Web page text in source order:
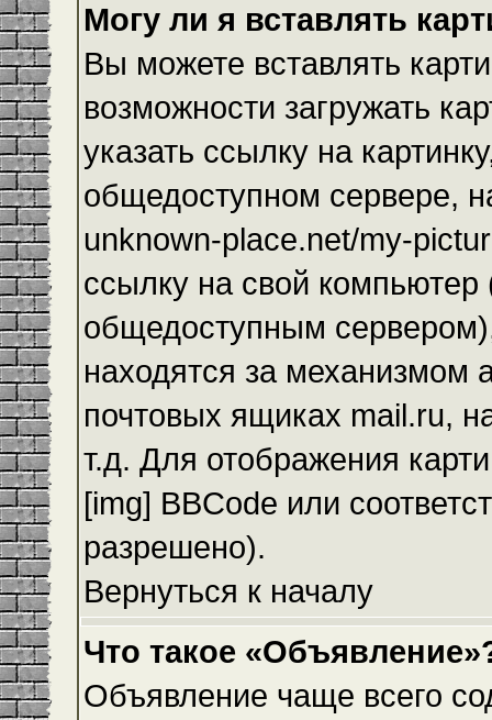
Могу ли я вставлять
Вы можете вставлять
возможности загружать
указать ссылку на
общедоступном сервере,
unknown-place.net/my-
ссылку на свой компьютер
общедоступным
находятся за механизмом
почтовых ящиках mail.ru,
т.д. Для отображения
[img] BBCode или
разрешено).
Вернуться к началу
Что такое
Объявление чаще всего